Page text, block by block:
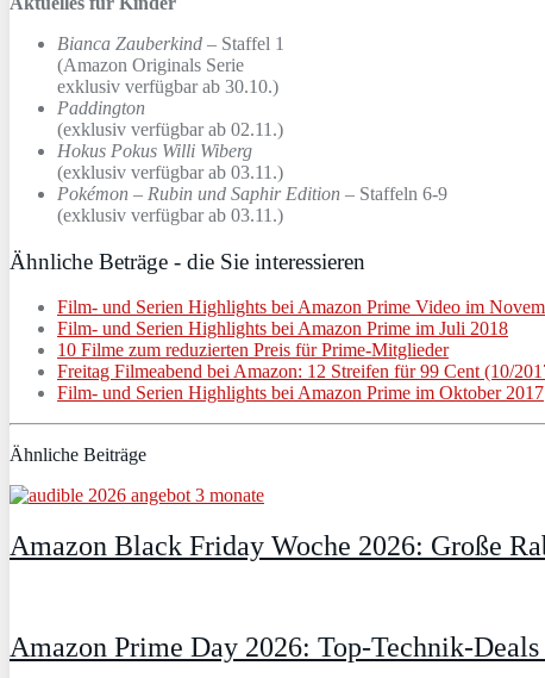
Bianca Zauberkind – Staffel 1
(Amazon Originals Serie
exklusiv verfügbar ab 30.10.)
Paddington
(exklusiv verfügbar ab 02.11.)
Hokus Pokus Willi Wiberg
(exklusiv verfügbar ab 03.11.)
Pokémon – Rubin und Saphir Edition – Staffeln 6-9
(exklusiv verfügbar ab 03.11.)
Ähnliche Beträge - die Sie interessieren
Film- und Serien Highlights bei Amazon Prime Video im
Film- und Serien Highlights bei Amazon Prime im Juli 2018
10 Filme zum reduzierten Preis für Prime-Mitglieder
Freitag Filmeabend bei Amazon: 12 Streifen für 99 Cent (10/
Film- und Serien Highlights bei Amazon Prime im Oktober 2017
Ähnliche Beiträge
Amazon Black Friday Woche 2026: Große
Amazon Prime Day 2026: Top-Technik-